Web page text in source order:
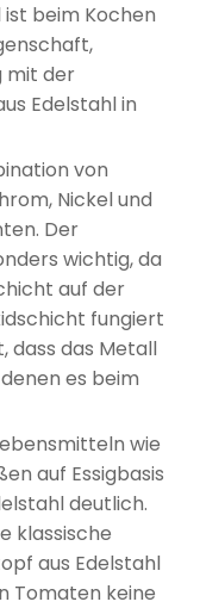
beim Kochen
mit der
Edelstahl in
von
Nickel und
Der
wichtig, da
auf der
fungiert
dass das Metall
es beim
wie
auf Essigbasis
deutlich.
klassische
aus Edelstahl
Tomaten keine